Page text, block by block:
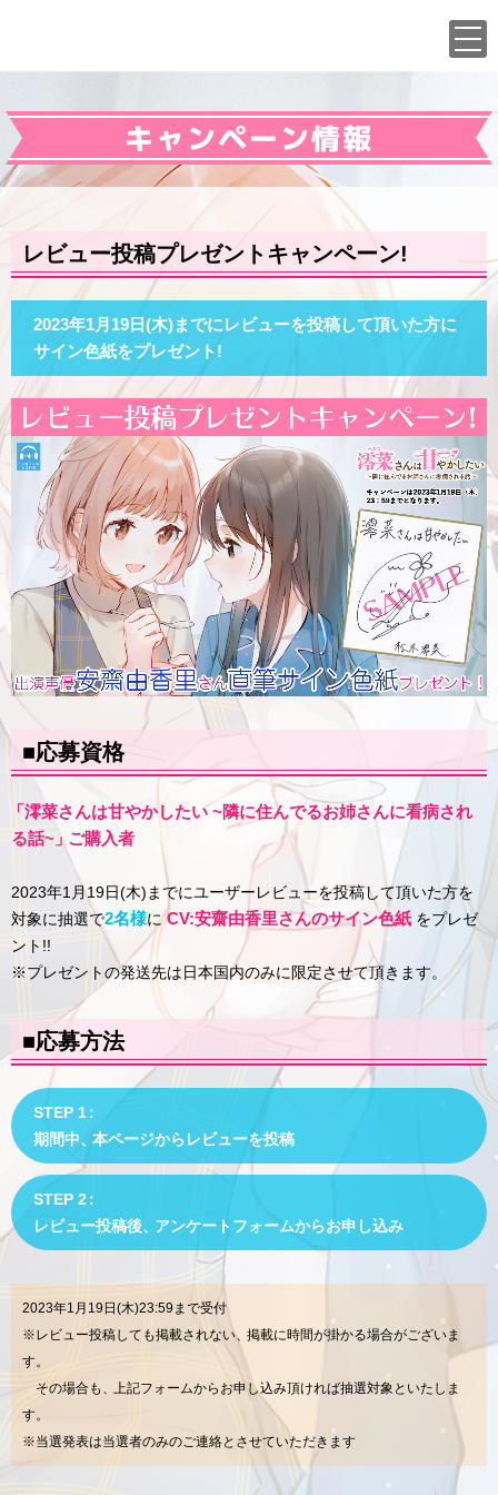
キャンペーン情報
レビュー投稿プレゼントキャンペーン!
2023年1月19日(木)までにレビューを投稿して頂いた方に
サイン色紙をプレゼント!
■応募資格
「澪菜さんは甘やかしたい ~隣に住んでるお姉さんに看病され
る話~ 」ご購入者
2023年1月19日(木) までにユーザーレビューを投稿して頂いた方を
対象に抽選で2名様にCV:安齋由香里さんのサイン色紙 をプレゼ
ント!!
※プレゼントの発送先は日本国内のみに限定させて頂きます。
■応募方法
STEP 1：
期間中、本ページからレビューを投稿
STEP 2：
レビュー投稿後、アンケートフォームからお申し込み
2023年1月19日(木)23:59 まで受付
※レビュー投稿しても掲載されない、掲載に時間が掛かる場合がございま
す。
その場合も 、上記フォームからお申し込み頂ければ抽選対象といたしま
す。
※当選発表は当選者のみのご連絡とさせていただきます